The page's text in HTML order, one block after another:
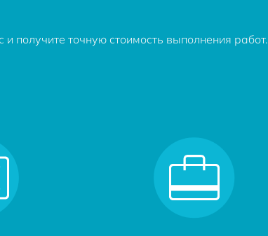
получите точную стоимость выполнения работ.